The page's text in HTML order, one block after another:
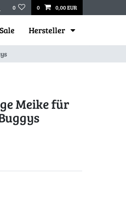
0 0 0,00 EUR
Hersteller
Meike für